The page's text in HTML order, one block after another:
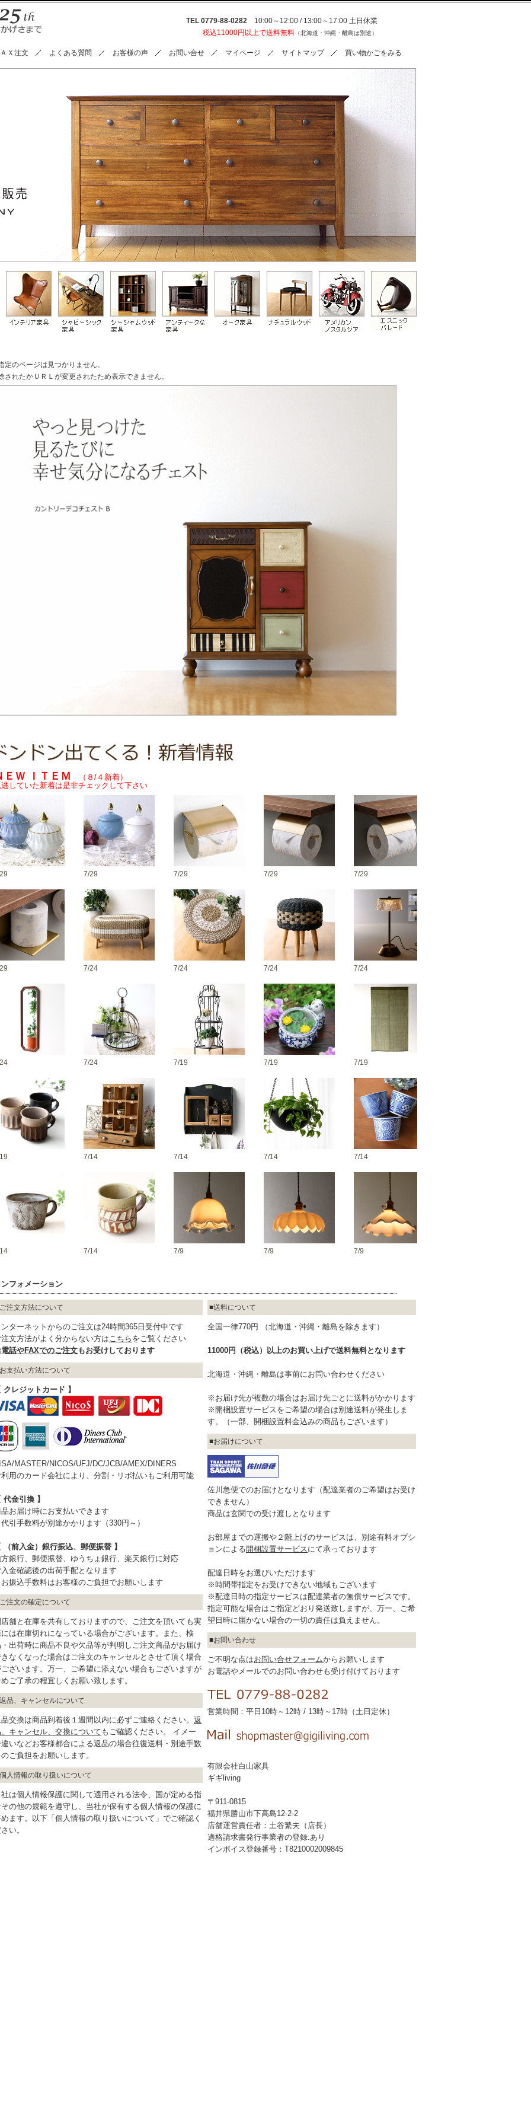
TEL 0779-88-0282 10:00～12:00 / 13:00～17:00 土日休業
税込11000円以上で送料無料 （北海道・沖縄・離島は別途）
Ｘ注文 よくある質問 お客様の声 お問い合せ マイページ サイトマップ 買い物かごをみる
定のページは見つかりません。
されたかＵＲＬが変更されたため表示できません。
ＥＷ ＩＴＥＭ
（８/４新着）
していた新着は是非チェックして下さい
7/29 7/29 7/29 7/29
7/24 7/24 7/24 7/24
7/24 7/19 7/19 7/19
7/14 7/14 7/14 7/14
7/14 7/9 7/9 7/9
フォメーション
ご注文方法について
ターネットからのご注文は24時間365日受付中です
文方法がよく分からない方はこちら をご覧ください
話やFAXでのご注文もお受けしております
お支払い方法について
クレジットカード 】
MASTER/NICOS/UFJ/DC/JCB/AMEX/DINERS
用のカード会社により、分割・リボ払いもご利用可能
代金引換 】
お届け時にお支払いできます
引手数料が別途かかります（330円～）
（前入金）銀行振込、郵便振替 】
銀行、郵便振替、ゆうちょ銀行、楽天銀行に対応
金確認後の出荷手配となります
振込手数料はお客様のご負担でお願いします
ご注文の確定について
舗と在庫を共有しておりますので、ご注文を頂いても実
は在庫切れになっている場合がございます。また、検
出荷時に商品不良や欠品等が判明しご注文商品がお届け
なくなった場合はご注文のキャンセルとさせて頂く場合
ざいます。万一、ご希望に添えない場合もございますが
ご了承の程宜しくお願い致します。
返品、キャンセルについて
交換は商品到着後１週間以内に必ずご連絡ください。 返
キャンセル、交換について もご確認ください。 イメー
いなどお客様都合による返品の場合往復送料・別途手数
ご負担をお願いします。
個人情報の取り扱いについて
は個人情報保護に関して適用される法令、国が定める指
の他の規範を遵守し、当社が保有する個人情報の保護に
ます。以下「個人情報の取り扱いについて」でご確認く
い。
送料について
全国一律770円 （北海道・沖縄・離島を除きます）
11000円（税込）以上のお買い上げで送料無料となります
北海道・沖縄・離島は事前にお問い合わせください
※お届け先が複数の場合はお届け先ごとに送料がかかります
※開梱設置サービスをご希望の場合は別途送料が発生しま
す。（一部、開梱設置料金込みの商品もございます）
お届けについて
佐川急便でのお届けとなります（配達業者のご希望はお受け
できません）
商品は玄関での受け渡しとなります
お部屋までの運搬や２階上げのサービスは、別途有料オプシ
ョンによる開梱設置サービスにて承っております
配達日時をお選びいただけます
※時間帯指定をお受けできない地域もございます
※配達日時の指定サービスは配達業者の無償サービスです。
指定可能な場合はご指定どおり発送致しますが、万一、ご希
望日時に届かない場合の一切の責任は負えません。
お問い合わせ
ご不明な点はお問い合せフォームからお願いします
お電話やメールでのお問い合わせも受け付けております
営業時間：平日10時～12時 / 13時～17時（土日定休）
有限会社白山家具
ギギliving
〒911-0815
福井県勝山市下高島12-2-2
店舗運営責任者：土谷繁夫（店長）
適格請求書発行事業者の登録:あり
インボイス登録番号：T8210002009845